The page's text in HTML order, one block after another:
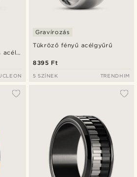
acél
Tükröző fényű acélgyűrű
Gravírozás
8395 Ft
5 SZÍNEK TRENDHIM